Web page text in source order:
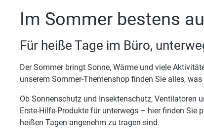
Im Sommer bestens
Für heiße Tage im Büro,
Der Sommer bringt Sonne, Wärme und viele
unserem Sommer-Themenshop finden Sie alles,
Ob Sonnenschutz und Insektenschutz, Ventilatoren
Erste-Hilfe-Produkte für unterwegs – hier finden
heißen Tagen angenehm zu tragen sind.